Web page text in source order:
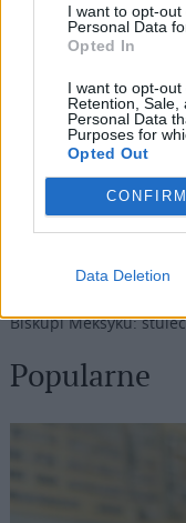
I want to opt-
Personal Data
Opted In
I want to opt-out
Retention, Sale,
Personal Data
Purposes for
Opted Out
CONFIRM
Data Deletion
Najnowsze
07 sierpnia 2026 | 05:20
Gaza: 300 dzieci
06 sierpnia 2026 | 23:17
Bp Piotrowski
06 sierpnia 2026 | 20:44
Biskupi Meksyku:
Popularne